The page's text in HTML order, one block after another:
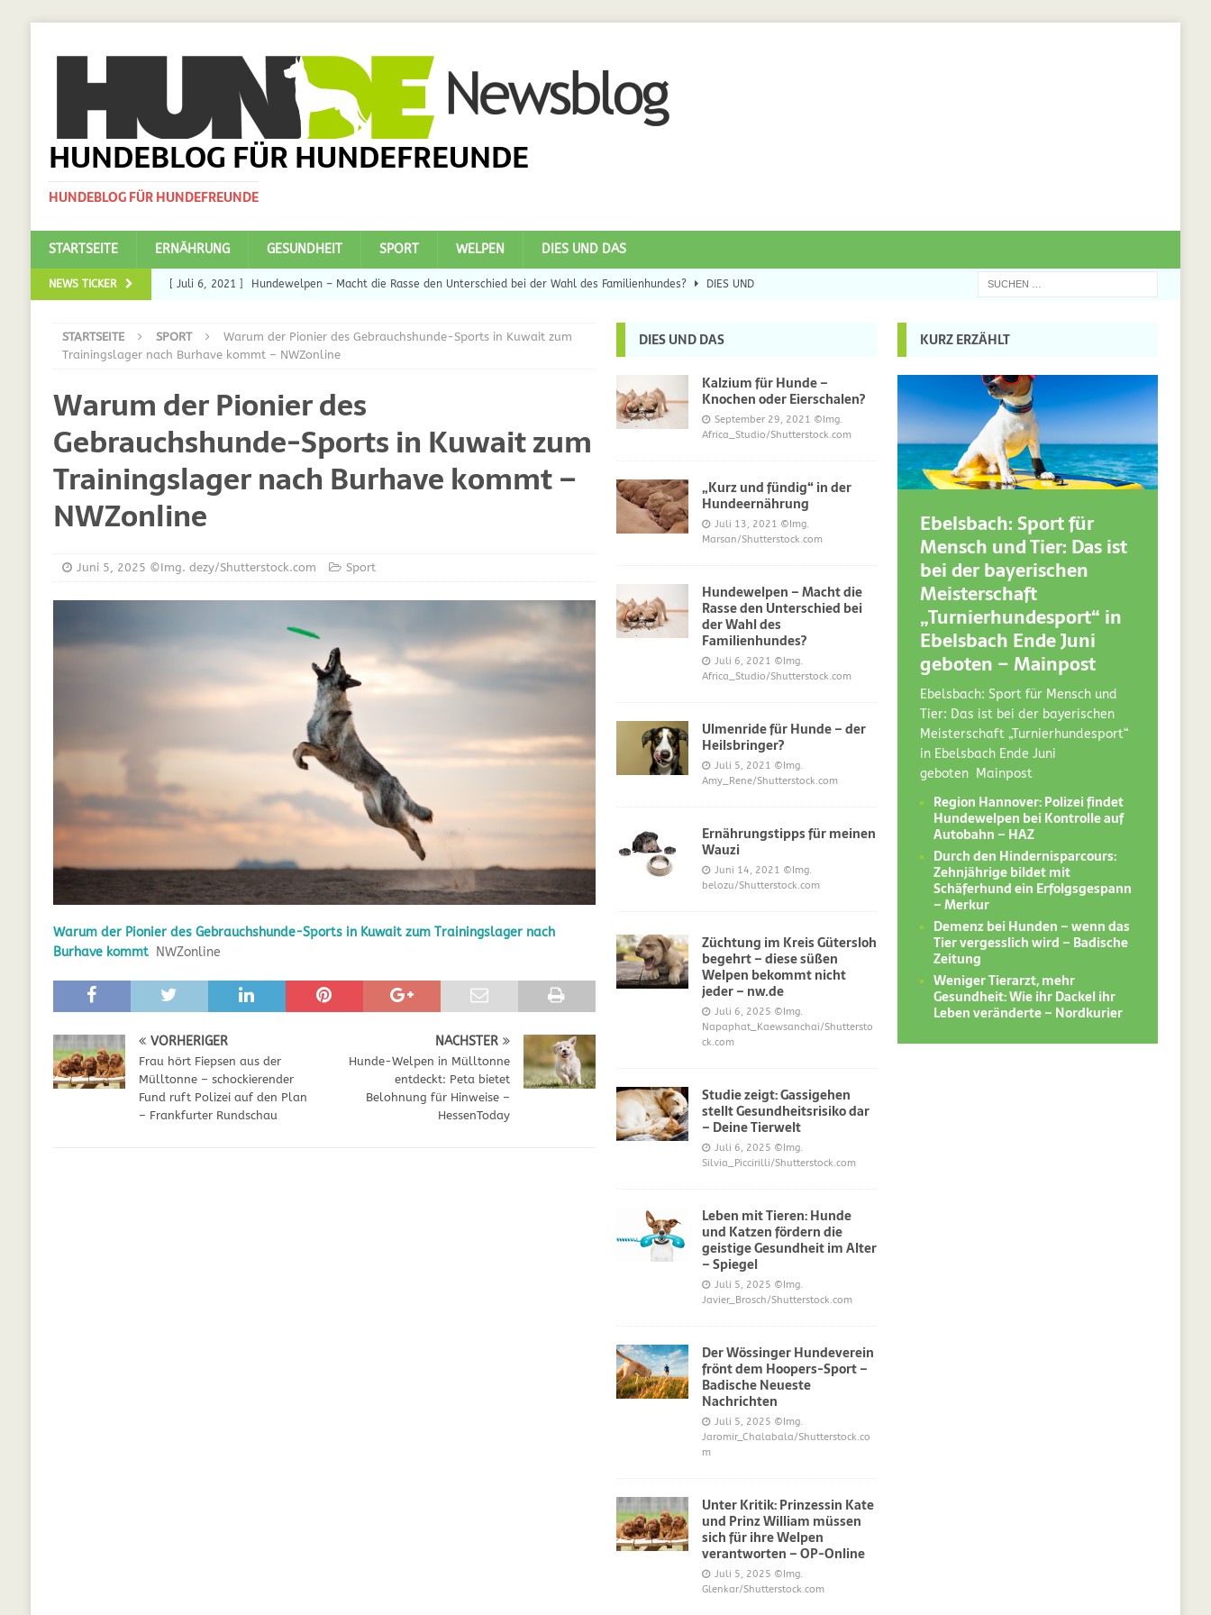
HUNDEBLOG FÜR HUNDEFREUNDE
HUNDEBLOG FÜR HUNDEFREUNDE
STARTSEITE ERNÄHRUNG GESUNDHEIT SPORT WELPEN DIES UND DAS
NEWS TICKER [ Juli 6, 2021 ] Hundewelpen – Macht die Rasse den Unterschied bei der Wahl des Familienhundes? DIES UND
Ulmenride für Hunde – der Heilsbringer?
[ März 30, 2021 ] Vitamine für Hunde
[ März 19, 2021 ] Probiotika für Hunde – Der neue Trend? DIES UND DAS
[ Oktober 15, 2020 ] Was Sie sich schon immer über Welpenfütterung bei Hunden gefragt haben
[ September 19, 2019 ]
[ Februar 18, 2019 ]
[ Februar 11, 2019 ] Futterzellulose für Hunde
Wachstumskurven für Welpen und Junghunde auf napfcheck-shop.de DIES UND DAS
Neue Ergänzungen für Hund und Katze bei napfcheck-shop.de
Hunde Nachrichten für unser englischsprachigen Besucher on dogblogger.net DIES UND DAS
Züchtung im Kreis Gütersloh begehrt – diese süßen Welpen bekommt nicht jeder – nw.de
Studie zeigt: Gassigehen stellt Gesundheitsrisiko dar – Deine Tierwelt GESUNDHEIT
[ Juli 5, 2025 ] Leben mit Tieren: Hunde und Katzen fördern die geistige Gesundheit im Alter – Spiegel
[ Juli 5, 2025 ] Der Wössinger Hundeverein frönt dem Hoopers-Sport – Badische Neueste Nachrichten SPORT
[ Juli 5, 2025 ] Unter Kritik: Prinzessin Kate und Prinz William müssen sich für ihre Welpen verantworten – OP-
Online WELPEN
[ September 29, 2021 ] DIES UND DAS
STARTSEITE SPORT
Warum der Pionier des Gebrauchshunde-Sports in Kuwait zum
Trainingslager nach Burhave kommt – NWZonline
Warum der Pionier des
Gebrauchshunde-Sports in Kuwait zum
Trainingslager nach Burhave kommt –
NWZonline
Juni 5, 2025 ©Img. dezy/Shutterstock.com Sport
Warum der Pionier des Gebrauchshunde-Sports in Kuwait zum Trainingslager nach
Burhave kommt NWZonline
VORHERIGER
Frau hört Fiepsen aus der
Mülltonne – schockierender
Fund ruft Polizei auf den Plan
– Frankfurter Rundschau
NÄCHSTER
Hunde-Welpen in Mülltonne
entdeckt: Peta bietet
Belohnung für Hinweise –
HessenToday
DIES UND DAS
Kalzium für Hunde –
Knochen oder Eierschalen?
September 29, 2021 ©Img.
Africa_Studio/Shutterstock.com
„Kurz und fündig“ in der
Hundeernährung
Juli 13, 2021 ©Img.
Marsan/Shutterstock.com
Hundewelpen – Macht die
Rasse den Unterschied bei
der Wahl des
Familienhundes?
Juli 6, 2021 ©Img.
Africa_Studio/Shutterstock.com
Ulmenride für Hunde – der
Heilsbringer?
Juli 5, 2021 ©Img.
Amy_Rene/Shutterstock.com
Ernährungstipps für meinen
Wauzi
Juni 14, 2021 ©Img.
belozu/Shutterstock.com
Züchtung im Kreis Gütersloh
begehrt – diese süßen
Welpen bekommt nicht
jeder – nw.de
Juli 6, 2025 ©Img.
Napaphat_Kaewsanchai/Shuttersto
ck.com
Studie zeigt: Gassigehen
stellt Gesundheitsrisiko dar
– Deine Tierwelt
Juli 6, 2025 ©Img.
Silvia_Piccirilli/Shutterstock.com
Leben mit Tieren: Hunde
und Katzen fördern die
geistige Gesundheit im Alter
– Spiegel
Juli 5, 2025 ©Img.
Javier_Brosch/Shutterstock.com
Der Wössinger Hundeverein
frönt dem Hoopers-Sport –
Badische Neueste
Nachrichten
Juli 5, 2025 ©Img.
Jaromir_Chalabala/Shutterstock.co
m
Unter Kritik: Prinzessin Kate
und Prinz William müssen
sich für ihre Welpen
verantworten – OP-Online
Juli 5, 2025 ©Img.
Glenkar/Shutterstock.com
KURZ ERZÄHLT
Ebelsbach: Sport für
Mensch und Tier: Das ist
bei der bayerischen
Meisterschaft
„Turnierhundesport“ in
Ebelsbach Ende Juni
geboten – Mainpost
Ebelsbach: Sport für Mensch und
Tier: Das ist bei der bayerischen
Meisterschaft „Turnierhundesport“
in Ebelsbach Ende Juni
geboten Mainpost
Region Hannover: Polizei findet
Hundewelpen bei Kontrolle auf
Autobahn – HAZ
Durch den Hindernisparcours:
Zehnjährige bildet mit
Schäferhund ein Erfolgsgespann
– Merkur
Demenz bei Hunden – wenn das
Tier vergesslich wird – Badische
Zeitung
Weniger Tierarzt, mehr
Gesundheit: Wie ihr Dackel ihr
Leben veränderte – Nordkurier